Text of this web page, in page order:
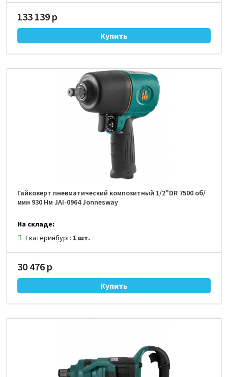
133 139 р
Гайковерт пневматический композитный 1/2"DR 7500 об/
мин 930 Нм JAI-0964 Jonnesway
На складе:
Екатеринбург: 1 шт.
30 476 р